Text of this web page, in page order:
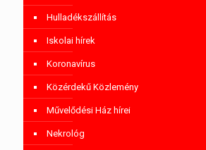
Hulladékszállítás
Iskolai hírek
Koronavírus
Közérdekű Közlemény
Művelődési Ház hírei
Nekrológ